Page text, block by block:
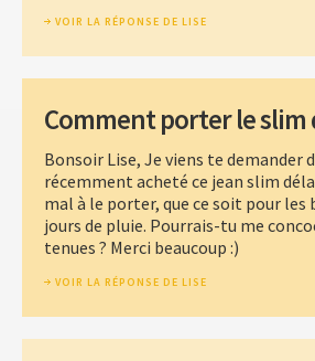
VOIR LA RÉPONSE DE LISE
Comment porter le slim
Bonsoir Lise, Je viens te demander
récemment acheté ce jean slim
mal à le porter, que ce soit pour les
jours de pluie. Pourrais-tu me
tenues ? Merci beaucoup :)
VOIR LA RÉPONSE DE LISE